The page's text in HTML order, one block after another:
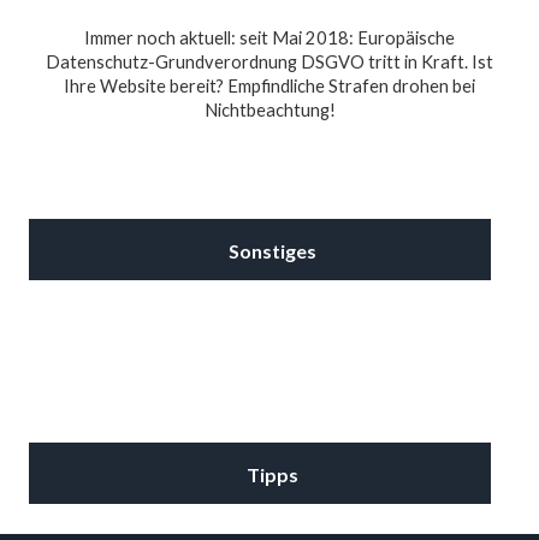
Immer noch aktuell: seit Mai 2018: Europäische
Datenschutz-Grundverordnung DSGVO tritt in Kraft. Ist
Ihre Website bereit? Empfindliche Strafen drohen bei
Nichtbeachtung!
Sonstiges
Tipps